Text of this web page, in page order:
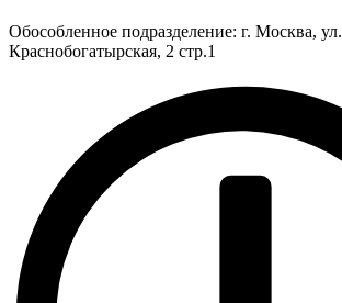
Обособленное подразделение: г. Москва, ул.
Краснобогатырская, 2 стр.1